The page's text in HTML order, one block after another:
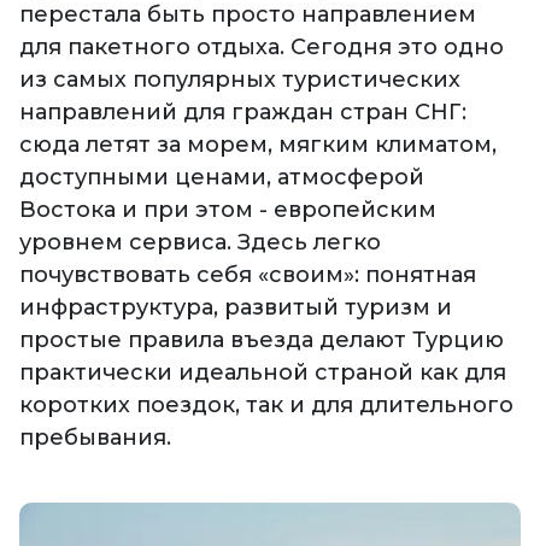
перестала быть просто направлением
для пакетного отдыха. Сегодня это одно
из самых популярных туристических
направлений для граждан стран СНГ:
сюда летят за морем, мягким климатом,
доступными ценами, атмосферой
Востока и при этом - европейским
уровнем сервиса. Здесь легко
почувствовать себя «своим»: понятная
инфраструктура, развитый туризм и
простые правила въезда делают Турцию
практически идеальной страной как для
коротких поездок, так и для длительного
пребывания.